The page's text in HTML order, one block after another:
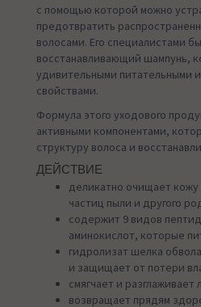
с помощью которой можно
предотвратить
волосами. Его специалистами
восстанавливающий шампунь,
удивительными питательными
свойствами.
Формула этого уходового
активными компонентами,
структуру волоса и
ДЕЙСТВИЕ
деликатно очищает кожу
частиц пыли и другого
содержит 9 видов
аминокислот, которые
гидролизат шелка
и защищает от потери
смягчает и разглаживает
возвращает прядям